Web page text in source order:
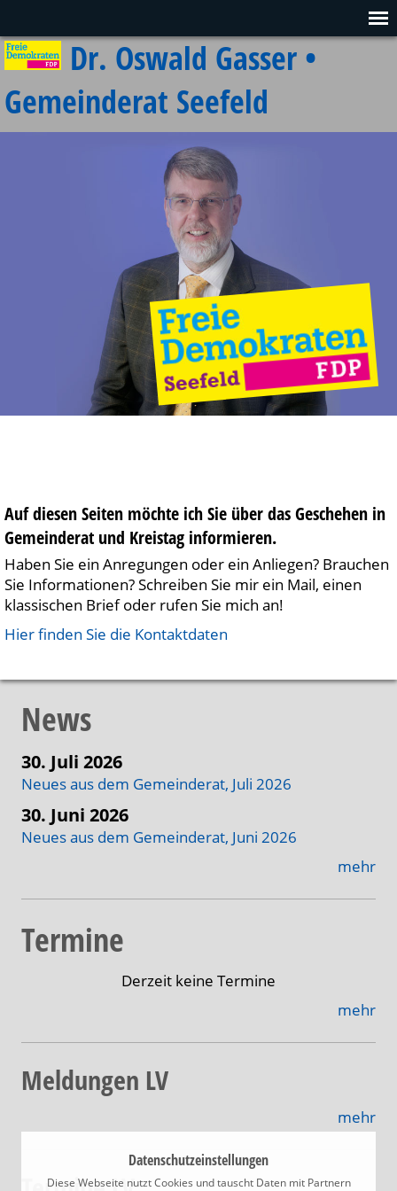
Dr. Oswald Gasser •
Gemeinderat Seefeld
Auf diesen Seiten möchte ich Sie über das Geschehen in
Gemeinderat und Kreistag informieren.
Haben Sie ein Anregungen oder ein Anliegen? Brauchen
Sie Informationen? Schreiben Sie mir ein Mail, einen
klassischen Brief oder rufen Sie mich an!
Hier finden Sie die Kontaktdaten
News
30. Juli 2026
Neues aus dem Gemeinderat, Juli 2026
30. Juni 2026
Neues aus dem Gemeinderat, Juni 2026
mehr
Termine
Derzeit keine Termine
mehr
Meldungen LV
mehr
Datenschutzeinstellungen
Diese Webseite nutzt Cookies und tauscht Daten mit Partnern